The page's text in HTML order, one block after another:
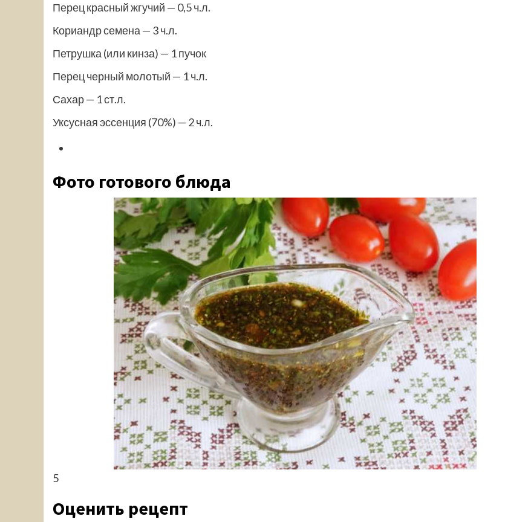
Перец красный жгучий — 0,5 ч.л.
Кориандр семена — 3 ч.л.
Петрушка (или кинза) — 1 пучок
Перец черный молотый — 1 ч.л.
Сахар — 1 ст.л.
Уксусная эссенция (70%) — 2 ч.л.
Фото готового блюда
5
Оценить рецепт